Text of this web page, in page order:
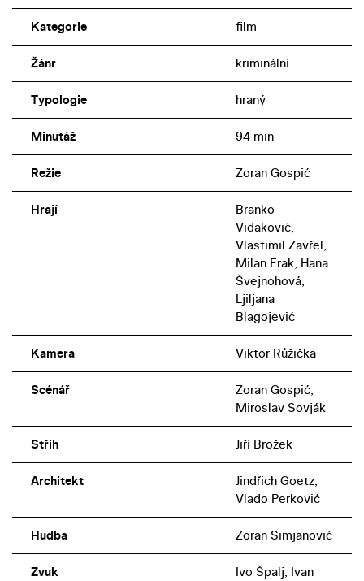
Kategorie film
Žánr kriminální
Typologie hraný
Minutáž 94 min
Režie Zoran Gospić
Hrají
Branko
Vidaković,
Vlastimil Zavřel,
Milan Erak, Hana
Švejnohová,
Ljiljana
Blagojević
Kamera Viktor Růžička
Scénář
Zoran Gospić,
Miroslav Sovják
Střih Jiří Brožek
Architekt
Jindřich Goetz,
Vlado Perković
Hudba Zoran Simjanović
Zvuk Ivo Špalj, Ivan